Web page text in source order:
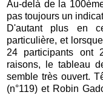
Au-delà de la
pas toujours un
D'autant plus en
particulière, et
24 participants ont
raisons, le tableau
semble très ouvert.
(n°119) et Robin